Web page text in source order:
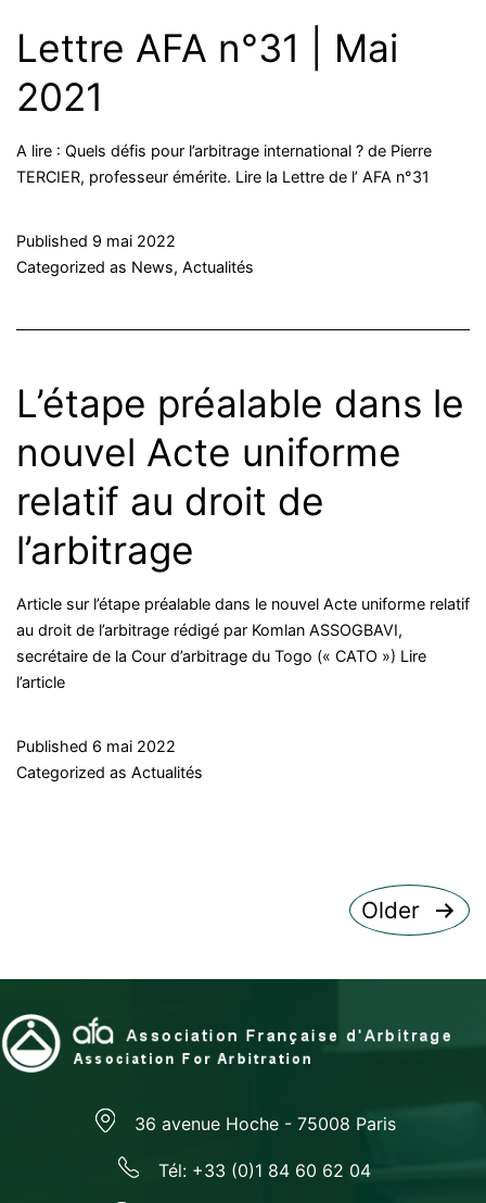
Lettre AFA n°31 | Mai
2021
A lire : Quels défis pour l’arbitrage international ? de Pierre
TERCIER, professeur émérite. Lire la Lettre de l’ AFA n°31
Published 9 mai 2022
Categorized as News, Actualités
L’étape préalable dans le
nouvel Acte uniforme
relatif au droit de
l’arbitrage
Article sur l’étape préalable dans le nouvel Acte uniforme relatif
au droit de l’arbitrage rédigé par Komlan ASSOGBAVI,
secrétaire de la Cour d’arbitrage du Togo (« CATO ») Lire
l’article
Published 6 mai 2022
Categorized as Actualités
publications
Older
36 avenue Hoche - 75008 Paris
Tél: +33 (0)1 84 60 62 04